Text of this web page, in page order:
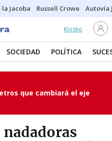
Jacoba Russell Crowe Autovía
Kiosko
SOCIEDAD POLÍTICA
que cambiará el eje